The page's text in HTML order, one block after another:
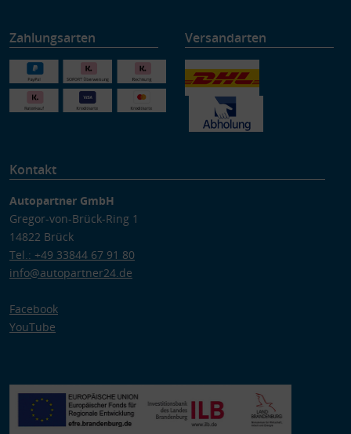
Zahlungsarten Versandarten
Kontakt
Autopartner GmbH
Gregor-von-Brück-Ring 1
14822 Brück
Tel.: +49 33844 67 91 80
info@autopartner24.de
Facebook
YouTube